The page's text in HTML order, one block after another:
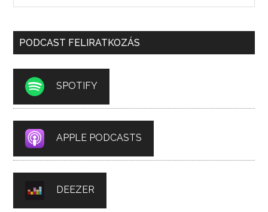
PODCAST FELIRATKOZÁS
SPOTIFY
APPLE PODCASTS
DEEZER